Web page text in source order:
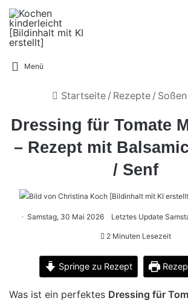
Menü
Startseite / Rezepte /
Dressing für Tomate
– Rezept mit
/ Senf
Samstag, 30 Mai 2026 Letztes Update
2 Minuten Lesezeit
Springe zu Rezept
Was ist ein perfektes Dressing für